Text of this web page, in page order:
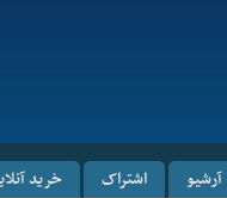
آرشیو اشتراک خرید